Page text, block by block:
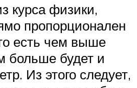
курса физики,
пропорционален
есть чем выше
больше будет и
Из этого следует,